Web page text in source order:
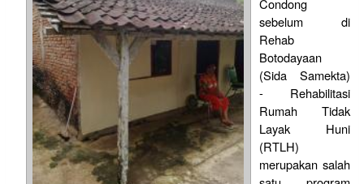
Condong
sebelum di
Rehab
Botodayaan
(Sida Samekta)
- Rehabilitasi
Rumah Tidak
Layak Huni
(RTLH)
merupakan salah